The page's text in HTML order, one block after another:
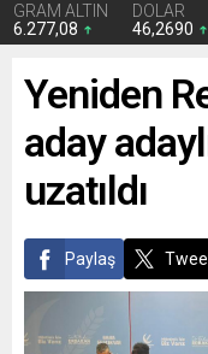
GRAM ALTIN
6.277,08
DOLAR
46,2690
Yeniden
aday
uzatıldı
Paylaş